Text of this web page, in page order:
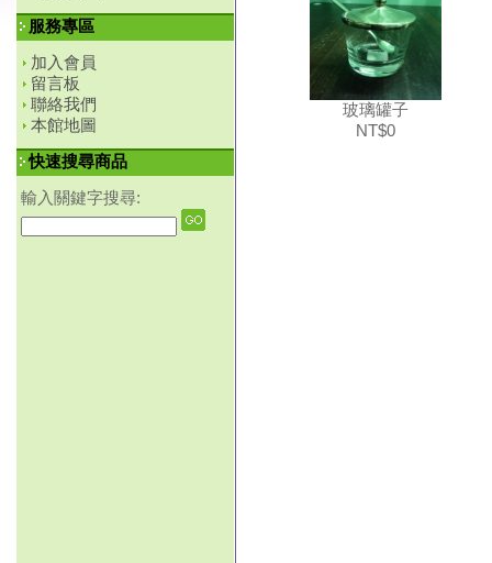
服務專區
加入會員
留言板
聯絡我們
本館地圖
快速搜尋商品
輸入關鍵字搜尋:
玻璃罐子
NT$0